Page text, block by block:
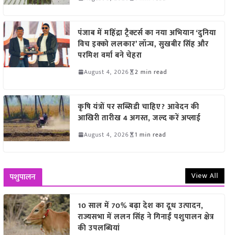
पंजाब में महिंद्रा ट्रैक्टर्स का नया अभियान ‘दुनिया
विच इक्को ललकार’ लॉन्च, सुखबीर सिंह और
परमिश वर्मा बने चेहरा
August 4, 2026 2 min read
कृषि यंत्रों पर सब्सिडी चाहिए? आवेदन की
आखिरी तारीख 4 अगस्त, जल्द करें अप्लाई
August 4, 2026 1 min read
पशुपालन View All
10 साल में 70% बढ़ा देश का दूध उत्पादन,
राज्यसभा में ललन सिंह ने गिनाईं पशुपालन क्षेत्र
की उपलब्धियां